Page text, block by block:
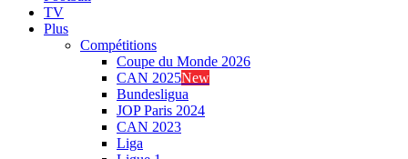
TV
Plus
Compétitions
Coupe du Monde 2026
CAN 2025New
Bundesligua
JOP Paris 2024
CAN 2023
Liga